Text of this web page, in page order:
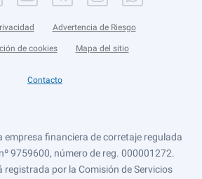
Advertencia de Riesgo
de cookies Mapa del sitio
Contacto
empresa financiera de corretaje regulada
9759600, número de reg. 000001272.
registrada por la Comisión de Servicios